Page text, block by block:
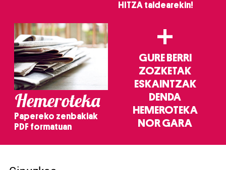
HITZA taldearekin!
Hemeroteka
Papereko zenbakiak
PDF formatuan
+
GURE BERRI
ZOZKETAK
ESKAINTZAK
DENDA
HEMEROTEKA
NOR GARA